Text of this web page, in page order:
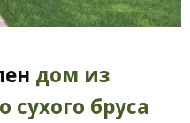
дом из
бруса